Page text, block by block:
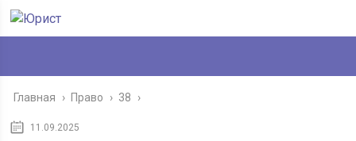
Главная › Право › 38 ›
11.09.2025